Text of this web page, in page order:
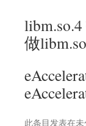
libm.so.4
做
此条目发表在